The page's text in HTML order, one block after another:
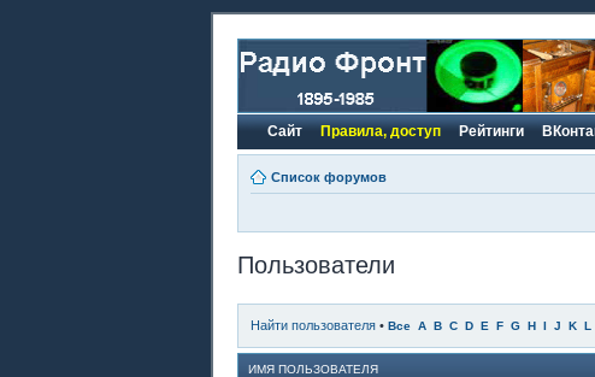
Сайт Правила, доступ Рейтинги
Список форумов
Пользователи
Найти пользователя • Все A B C D E F G H I J K L
ИМЯ ПОЛЬЗОВАТЕЛЯ